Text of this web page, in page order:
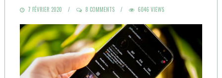
POSTED
7 FÉVRIER 2020 8 COMMENTS 6046 VIEWS